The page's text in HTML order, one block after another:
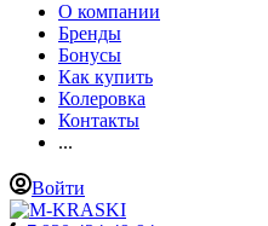
О компании
Бренды
Бонусы
Как купить
Колеровка
Контакты
...
Войти